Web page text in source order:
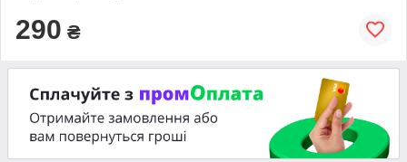
290 ₴